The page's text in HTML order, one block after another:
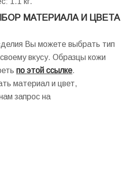
МАТЕРИАЛА И ЦВЕТА
Вы можете выбрать тип
вкусу. Образцы кожи
по этой ссылке.
материал и цвет,
запрос на